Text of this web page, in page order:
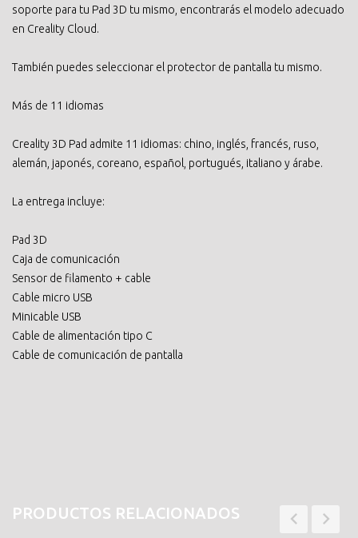
soporte para tu Pad 3D tu mismo, encontrarás el modelo adecuado
en Creality Cloud.
También puedes seleccionar el protector de pantalla tu mismo.
Más de 11 idiomas
Creality 3D Pad admite 11 idiomas: chino, inglés, francés, ruso,
alemán, japonés, coreano, español, portugués, italiano y árabe.
La entrega incluye:
Pad 3D
Caja de comunicación
Sensor de filamento + cable
Cable micro USB
Minicable USB
Cable de alimentación tipo C
Cable de comunicación de pantalla
PRODUCTOS RELACIONADOS